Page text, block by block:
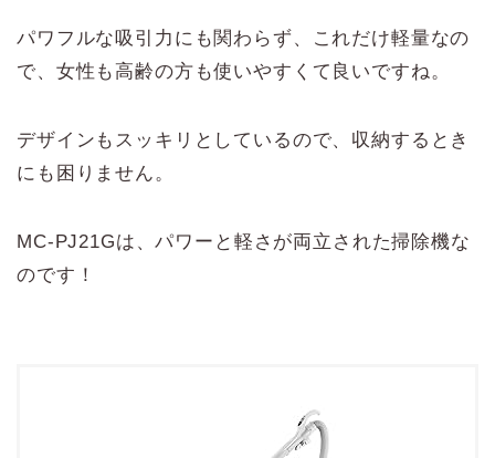
パワフルな吸引力にも関わらず、これだけ軽量なの
で、女性も高齢の方も使いやすくて良いですね。
デザインもスッキリとしているので、収納するとき
にも困りません。
MC-PJ21Gは、パワーと軽さが両立された掃除機な
のです！